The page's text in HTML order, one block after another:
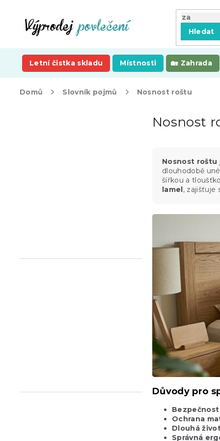
Hledat
Letní čistka skladu Místnosti Zahrada
Domů Slovník pojmů Nosnost roštu
Nosnost
Nosnost roštu
dlouhodobě
šířkou a
lamel, zajišťuje
Důvody pro
Ochrana
Dlouhá
Správná